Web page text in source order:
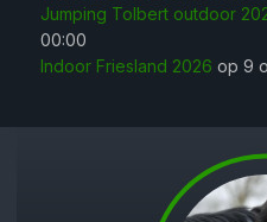
Jumping Tolbert outdoor
00:00
Indoor Friesland 2026 op 9